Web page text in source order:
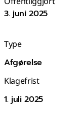
3. juni 2025
Type
Afgørelse
Klagefrist
1. juli 2025